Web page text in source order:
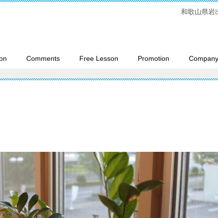
和歌山県岩
Comments Free Lesson Promotion